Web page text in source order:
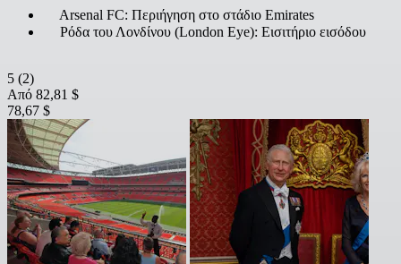
Arsenal FC: Περιήγηση στο στάδιο Emirates
Ρόδα του Λονδίνου (London Eye): Εισιτήριο εισόδου
5 (2)
Από 82,81 $
78,67 $